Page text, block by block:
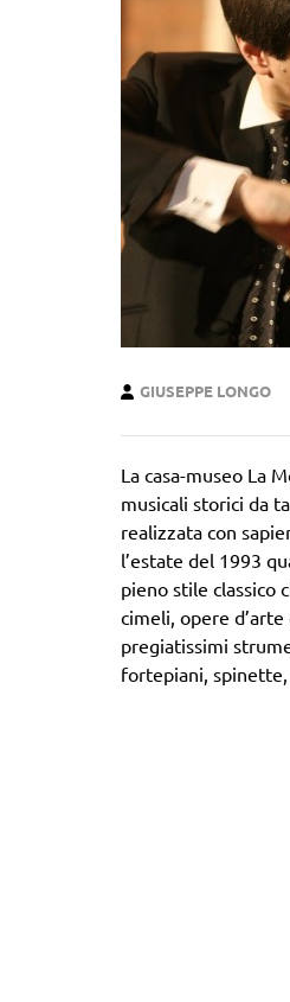
GIUSEPPE LONGO
La casa-museo La
musicali storici da
realizzata con
l’estate del 1993
pieno stile classico
cimeli, opere
pregiatissimi
fortepiani, spinette,